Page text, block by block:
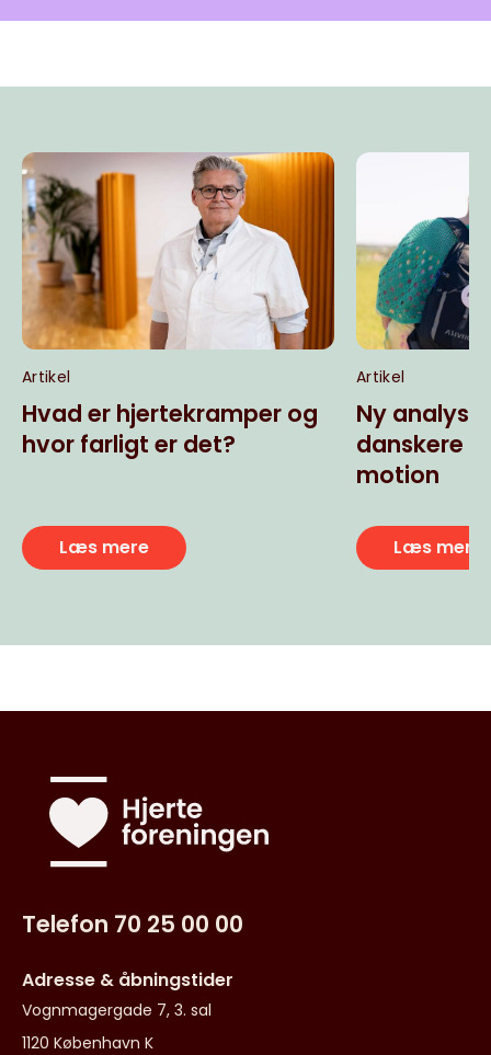
Artikel
Hvad er hjertekramper og
hvor farligt er det?
Læs mere
Artikel
Ny
danskere
motion
Læs mere
Telefon 70 25 00 00
Adresse & åbningstider
Vognmagergade 7, 3. sal
1120 København K